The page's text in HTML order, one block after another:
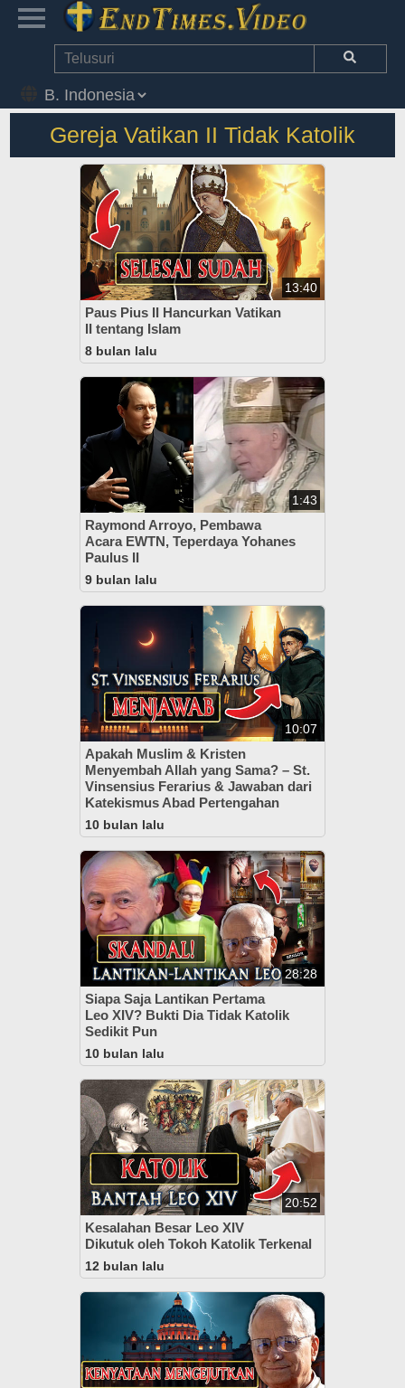
Gereja Vatikan II Tidak Katolik
13:40
Paus Pius II Hancurkan Vatikan
II tentang Islam
8 bulan lalu
1:43
Raymond Arroyo, Pembawa
Acara EWTN, Teperdaya Yohanes
Paulus II
9 bulan lalu
10:07
Apakah Muslim & Kristen
Menyembah Allah yang Sama? – St.
Vinsensius Ferarius & Jawaban dari
Katekismus Abad Pertengahan
10 bulan lalu
28:28
Siapa Saja Lantikan Pertama
Leo XIV? Bukti Dia Tidak Katolik
Sedikit Pun
10 bulan lalu
20:52
Kesalahan Besar Leo XIV
Dikutuk oleh Tokoh Katolik Terkenal
12 bulan lalu